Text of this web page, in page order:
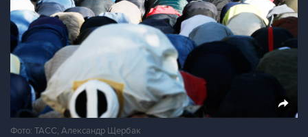
Фото: ТАСС, Александр Щербак